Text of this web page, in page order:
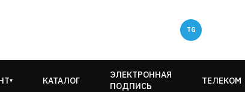
▾ КАТАЛОГ
ЭЛЕКТРОННАЯ
ПОДПИСЬ
ТЕЛЕКОМ